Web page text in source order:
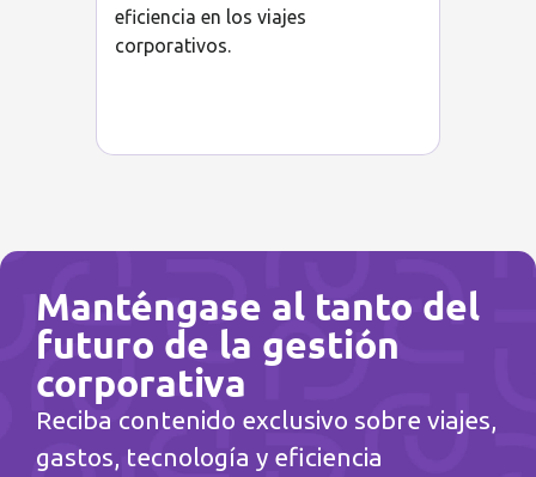
eficiencia en los viajes
corporativos.
Manténgase al tanto del
futuro de la gestión
corporativa
Reciba contenido exclusivo sobre viajes,
gastos, tecnología y eficiencia